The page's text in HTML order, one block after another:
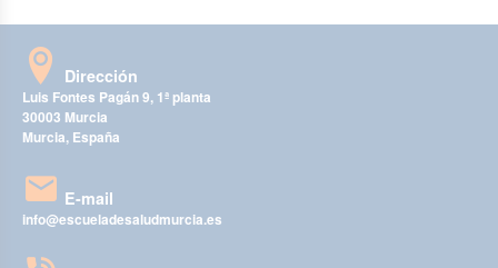
Dirección
Luis Fontes Pagán 9, 1ª planta
30003 Murcia
Murcia, España
E-mail
info@escueladesaludmurcia.es